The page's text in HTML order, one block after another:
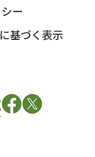
ー
基づく表示